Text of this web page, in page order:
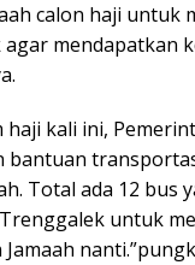
calon haji untuk
mendapatkan
haji kali ini,
bantuan
Total ada 12 bus
untuk